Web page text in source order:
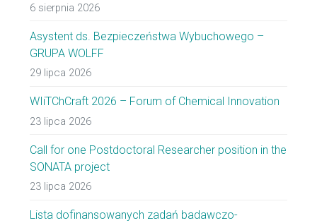
6 sierpnia 2026
Asystent ds. Bezpieczeństwa Wybuchowego –
GRUPA WOLFF
29 lipca 2026
WIiTChCraft 2026 – Forum of Chemical Innovation
23 lipca 2026
Call for one Postdoctoral Researcher position in the
SONATA project
23 lipca 2026
Lista dofinansowanych zadań badawczo-